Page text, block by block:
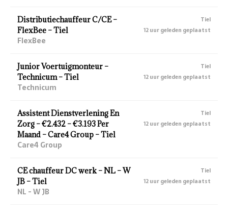
Distributiechauffeur C/CE –
FlexBee – Tiel
FlexBee
Tiel
12 uur geleden geplaatst
Junior Voertuigmonteur –
Technicum – Tiel
Technicum
Tiel
12 uur geleden geplaatst
Assistent Dienstverlening En
Zorg – €2.432 – €3.193 Per
Maand – Care4 Group – Tiel
Care4 Group
Tiel
12 uur geleden geplaatst
CE chauffeur DC werk – NL – W
JB – Tiel
NL - W JB
Tiel
12 uur geleden geplaatst